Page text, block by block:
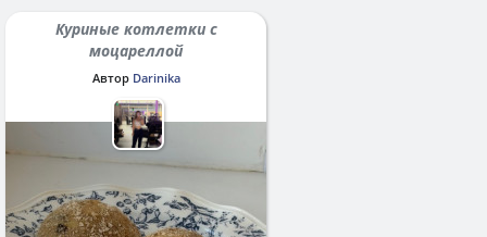
Куриные котлетки с
моцареллой
Автор Darinika